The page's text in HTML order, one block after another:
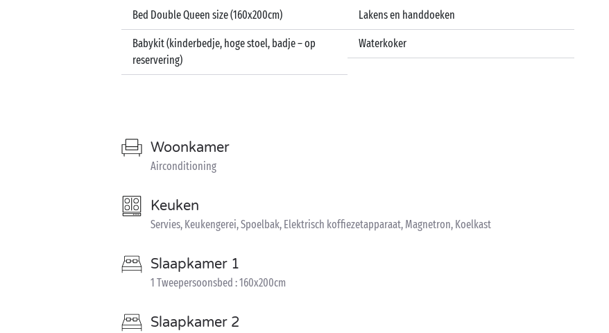
Bed Double Queen size (160x200cm)
Babykit (kinderbedje, hoge stoel, badje – op
reservering)
Lakens en handdoeken
Waterkoker
Woonkamer
Airconditioning
Keuken
Servies, Keukengerei, Spoelbak, Elektrisch koffiezetapparaat, Magnetron, Koelkast
Slaapkamer 1
1 Tweepersoonsbed : 160x200cm
Slaapkamer 2